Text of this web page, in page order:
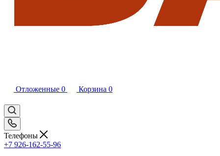
Отложенные 0 Корзина 0
Телефоны
+7 926-162-55-96